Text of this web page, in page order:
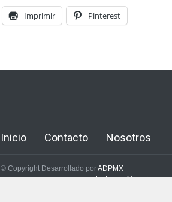
Imprimir Pinterest
Inicio Contacto Nosotros
© Copyright Desarrollado porADPMX